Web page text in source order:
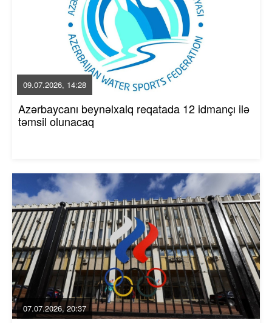
09.07.2026, 14:28
Azərbaycanı beynəlxalq reqatada 12 idmançı ilə
təmsil olunacaq
07.07.2026, 20:37